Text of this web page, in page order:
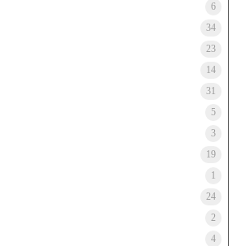
6
34
23
14
31
5
3
19
1
24
2
4